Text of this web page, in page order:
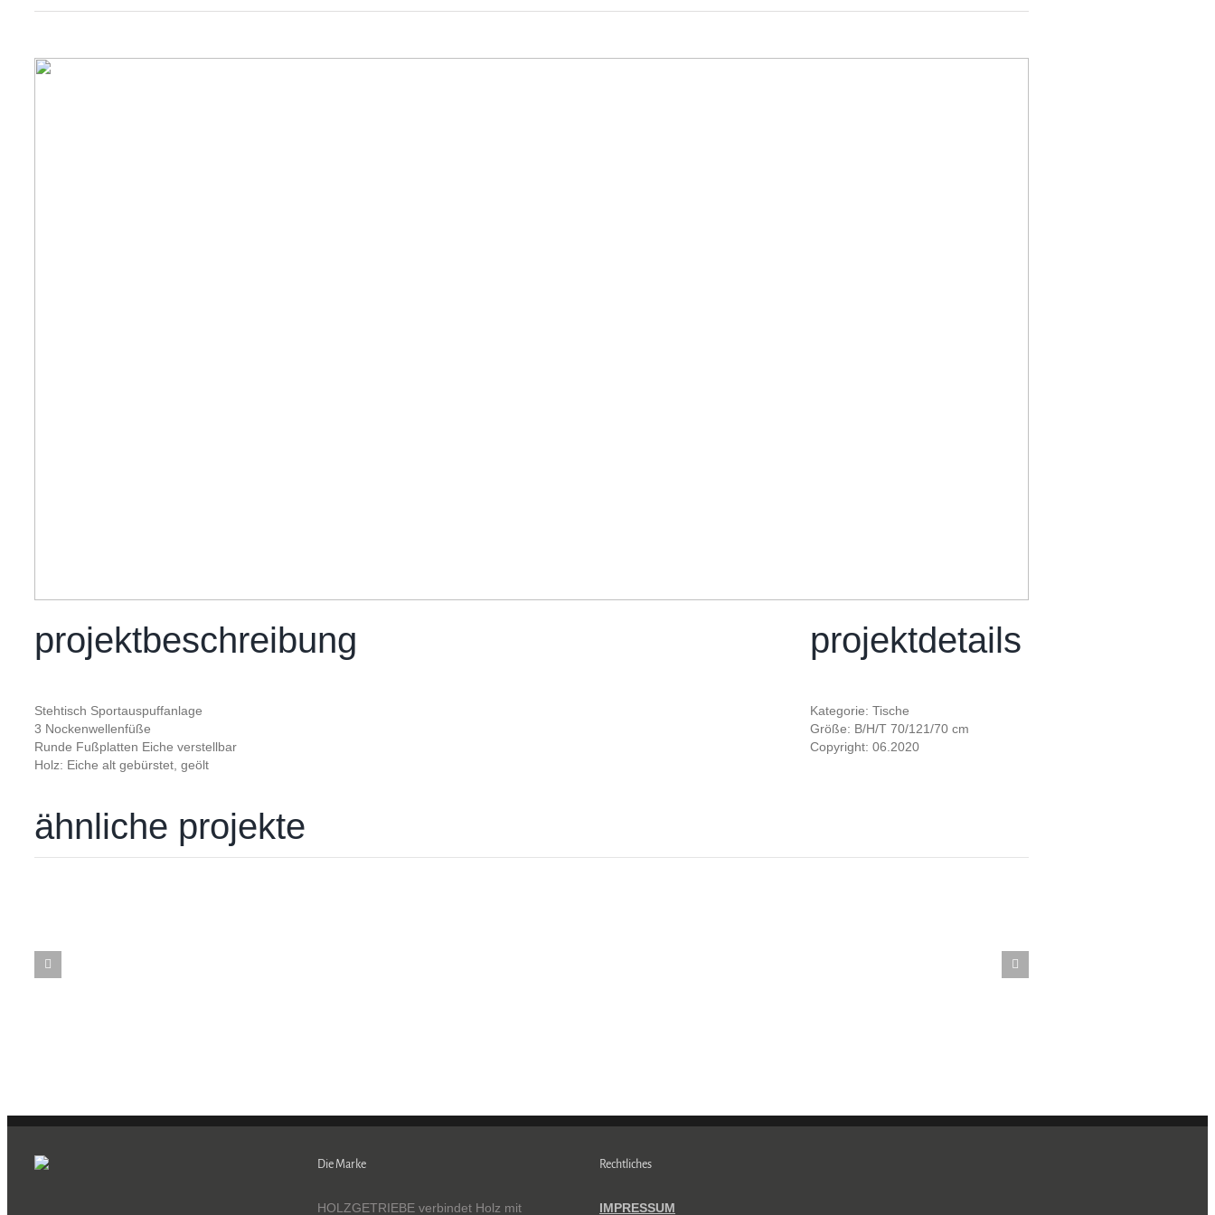
projektbeschreibung
Stehtisch Sportauspuffanlage
3 Nockenwellenfüße
Runde Fußplatten Eiche verstellbar
Holz: Eiche alt gebürstet, geölt
projektdetails
Kategorie: Tische
Größe: B/H/T 70/121/70 cm
Copyright: 06.2020
ähnliche projekte
Die Marke
HOLZGETRIEBE verbindet Holz mit
Rechtliches
IMPRESSUM